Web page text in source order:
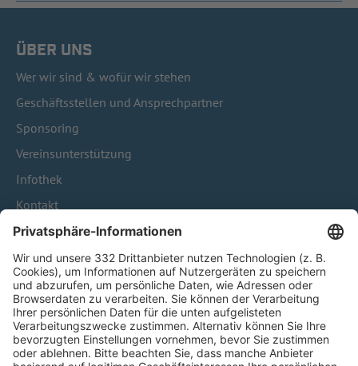
ÜBER UNS
Wer wir sind & wofür wir stehen
Geschäftsstellen und Ansprechpartner
Sponsoring
Vereinsunterstützung
Infothek
Kontakt
HÄUFIG BESUCHTE SEITEN
Pässe und Vereinswechsel
Trainerausbildung
Schulungsangebot Vereinsmitarbeiter
BFV-Geschäftsstellen